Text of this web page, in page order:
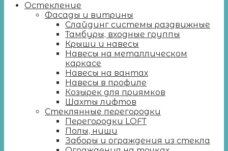
Остекление
Фасады и витрины
Слайдинг системы раздвижные
Тамбуры, входные группы
Крыши и навесы
Навесы на металлическом
каркасе
Навесы на вантах
Навесы в профиле
Козырек для приямков
Шахты лифтов
Стеклянные перегородки
Перегородки LOFT
Полы, ниши
Заборы и ограждения из стекла